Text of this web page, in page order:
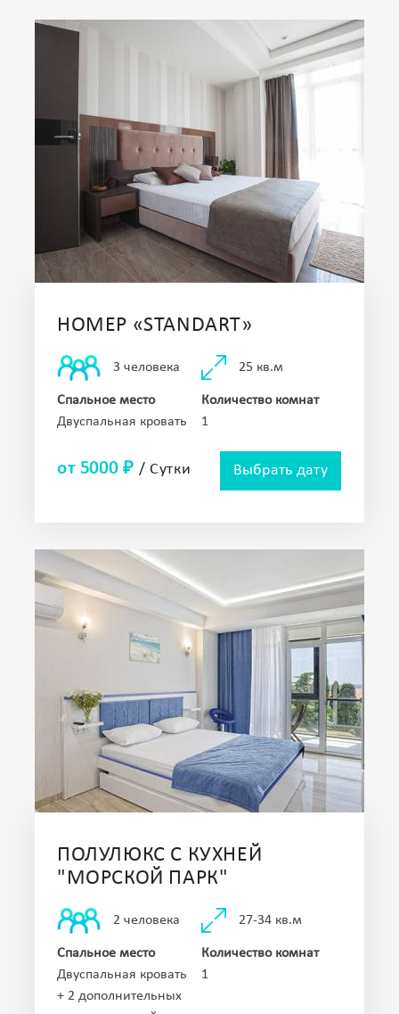
НОМЕР «STANDART»
3 человека 25 кв.м
Спальное место
Двуспальная кровать
Количество комнат
1
от 5000 ₽ / Сутки Выбрать дату
ПОЛУЛЮКС С КУХНЕЙ
"МОРСКОЙ ПАРК"
2 человека 27-34 кв.м
Спальное место
Двуспальная кровать
+ 2 дополнительных
Количество комнат
1